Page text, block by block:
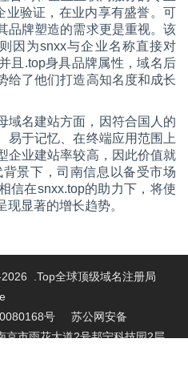
业验证，在业内享有盛誉。可
品牌塑造的需求更是重视。该
因为snxx与企业名称直接对
且.top身具品牌属性，域名后
给了他们打造高知名度和成长
域名建站方面，因符合国人的
易于记忆、在终端应用范围上
企业建站率较高，因此价值就
背景下，司南信息以备受市场
信在snxx.top的助力下，将使
显著的增长趋势。
.Top全球顶级域名注册局
号 苏公网安备
市雨花大道2号邦宁科技园2层